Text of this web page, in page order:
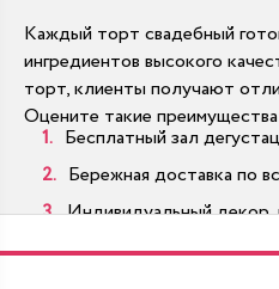
Каждый торт свадебный
ингредиентов высокого
торт, клиенты получают
Оцените такие
Бесплатный зал
Бережная доставка по
Индивидуальный
Масштабы от